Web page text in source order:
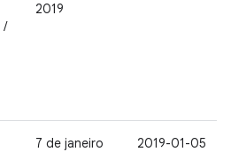
/
2019
7 de janeiro
2019-01-05